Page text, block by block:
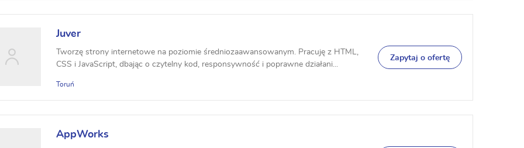
Juver
Tworzę strony internetowe na poziomie średniozaawansowanym. Pracuję z HTML,
CSS i JavaScript, dbając o czytelny kod, responsywność i poprawne działani...
Toruń
Zapytaj o ofertę
AppWorks